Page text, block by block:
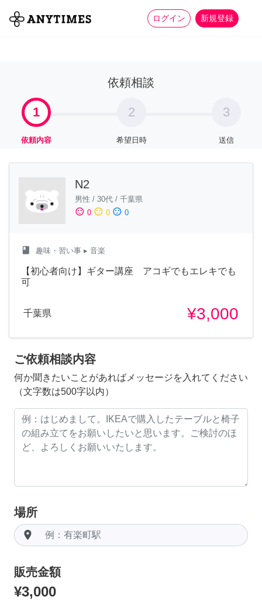
ログイン 新規登録
全て 家事 more_horiz
依頼相談
1
依頼内容
2
希望日時
3
送信
N2
男性 / 30代 / 千葉県
sentiment_satisfied 0 sentiment_neutral 0 sentiment_dissatisfied 0
class 趣味・習い事 ▸ 音楽
【初心者向け】ギター講座 アコギでもエレキでも
可
千葉県 ¥3,000
ご依頼相談内容
何か聞きたいことがあればメッセージを入れてください
（文字数は500字以内）
場所
room
販売金額
¥3,000